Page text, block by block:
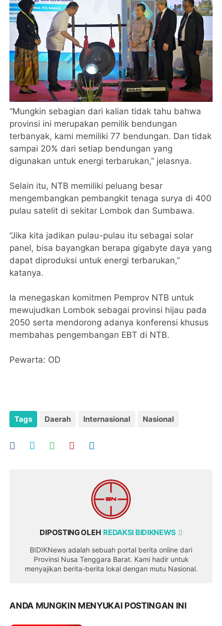
“Mungkin sebagian dari kalian tidak tahu bahwa
provinsi ini merupakan pemilik bendungan
terbanyak, kami memiliki 77 bendungan. Dan tidak
sampai 20% dari setiap bendungan yang
digunakan untuk energi terbarukan,” jelasnya.
‎Selain itu, NTB memiliki peluang besar
mengembangkan pembangkit tenaga surya di 400
pulau satelit di sekitar Lombok dan Sumbawa.
‎“Jika kita jadikan pulau-pulau itu sebagai solar
panel, bisa bayangkan berapa gigabyte daya yang
dapat diproduksi untuk energi terbarukan,”
katanya.
‎Ia menegaskan komitmen Pemprov NTB untuk
mewujudkan Lombok sebagai provinsi hijau pada
2050 serta mendorong adanya konferensi khusus
membahas pengembangan EBT di NTB.
‎Pewarta: OD
Tags Daerah Internasional Nasional
DIPOSTING OLEH REDAKSI BIDIKNEWS
BIDIKNews adalah sebuah portal berita online dari
Provinsi Nusa Tenggara Barat. Kami hadir untuk
menyajikan berita-berita lokal dengan mutu Nasional.
ANDA MUNGKIN MENYUKAI POSTINGAN INI